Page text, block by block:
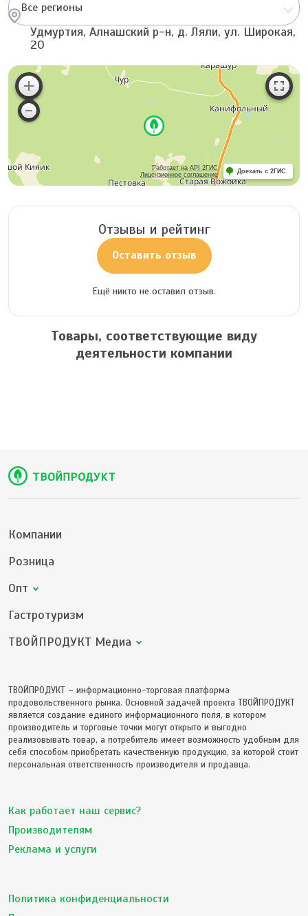
Все регионы
Удмуртия, Алнашский р-н, д. Ляли, ул. Широкая,
20
Работает на API 2ГИС
Лицензионное соглашение
Доехать с 2ГИС
Отзывы и рейтинг
Оставить отзыв
Ещё никто не оставил отзыв.
Товары, соответствующие виду
деятельности компании
Компании
Розница
Опт
Гастротуризм
ТВОЙПРОДУКТ Медиа
ТВОЙПРОДУКТ – информационно-торговая платформа
продовольственного рынка. Основной задачей проекта ТВОЙПРОДУКТ
является создание единого информационного поля, в котором
производитель и торговые точки могут открыто и выгодно
реализовывать товар, а потребитель имеет возможность удобным для
себя способом приобретать качественную продукцию, за которой стоит
персональная ответственность производителя и продавца.
Как работает наш сервис?
Производителям
Реклама и услуги
Политика конфиденциальности